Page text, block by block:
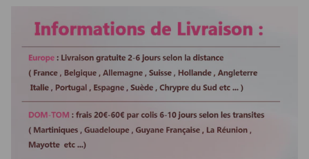
Lisser ou boucler au